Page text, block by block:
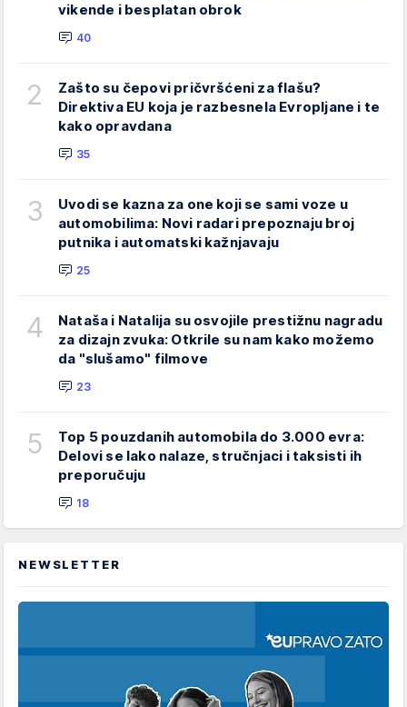
vikende i besplatan obrok
40
2
Zašto su čepovi pričvršćeni za flašu?
Direktiva EU koja je razbesnela Evropljane i te
kako opravdana
35
3
Uvodi se kazna za one koji se sami voze u
automobilima: Novi radari prepoznaju broj
putnika i automatski kažnjavaju
25
4
Nataša i Natalija su osvojile prestižnu nagradu
za dizajn zvuka: Otkrile su nam kako možemo
da "slušamo" filmove
23
5
Top 5 pouzdanih automobila do 3.000 evra:
Delovi se lako nalaze, stručnjaci i taksisti ih
preporučuju
18
NEWSLETTER